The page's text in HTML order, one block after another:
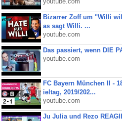
youtube.com
Bizarrer Zoff um "Willi
as sagt Willi. ...
youtube.com
Das passiert, wenn DIE
youtube.com
FC Bayern München II -
ieltag, 2019/202...
youtube.com
Ju Julia und Rezo